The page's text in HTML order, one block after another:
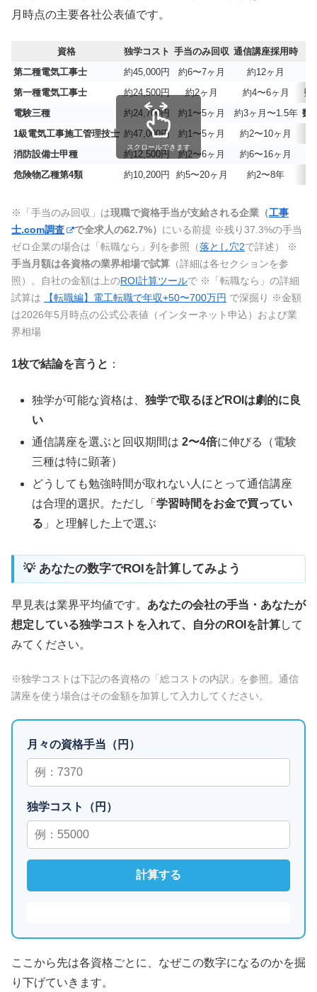
月時点の主要各社公表値です。
資格 独学コスト 手当のみ回収 通信講座採用時
第二種電気工事士
約45,000円 約6〜7ヶ月 約12ヶ月
第一種電気工事士
約24,500円 約2ヶ月 約4〜6ヶ月
数
電験三種
約24,700円 約1〜5ヶ月 約3ヶ月〜1.5年 数
1級電気工事施工管理技士 約47,000円 約1〜5ヶ月
約2〜10ヶ月
消防設備士甲種
約12,500円 約2〜6ヶ月
約6〜16ヶ月
危険物乙種第4類
約10,200円 約5〜20ヶ月 約2〜8年
スクロールできます
※「手当のみ回収」は現職で資格手当が支給される企業（工事
士.com調査
で全求人の62.7%） にいる前提 ※残り37.3%の手当
ゼロ企業の場合は「転職なら」列を参照（落とし穴2で詳述） ※
手当月額は各資格の業界相場で試算 （詳細は各セクションを参
照）。自社の金額は上のROI計算ツールで ※「転職なら」の詳細
試算は
【転職編】電工転職で年収+50〜700万円 で深掘り ※金額
は2026年5月時点の公式公表値（インターネット申込）および業
界相場
1枚で結論を言うと ：
独学が可能な資格は、独学で取るほどROIは劇的に良
い
通信講座を選ぶと回収期間は2〜4倍に伸びる（電験
三種は特に顕著）
どうしても勉強時間が取れない人にとって通信講座
は合理的選択。ただし「学習時間をお金で買ってい
る 」と理解した上で選ぶ
💡 あなたの数字でROIを計算してみよう
早見表は業界平均値です。 あなたの会社の手当・あなたが
想定している独学コストを入れて、自分のROIを計算して
みてください。
※独学コストは下記の各資格の「総コストの内訳」を参照。通信
講座を使う場合はその金額を加算して入力してください。
月々の資格手当（円）
独学コスト（円）
計算する
ここから先は各資格ごとに、なぜこの数字になるのかを掘
り下げていきます。